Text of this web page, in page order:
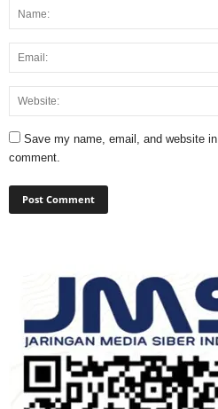
Save my name, email, and website
comment.